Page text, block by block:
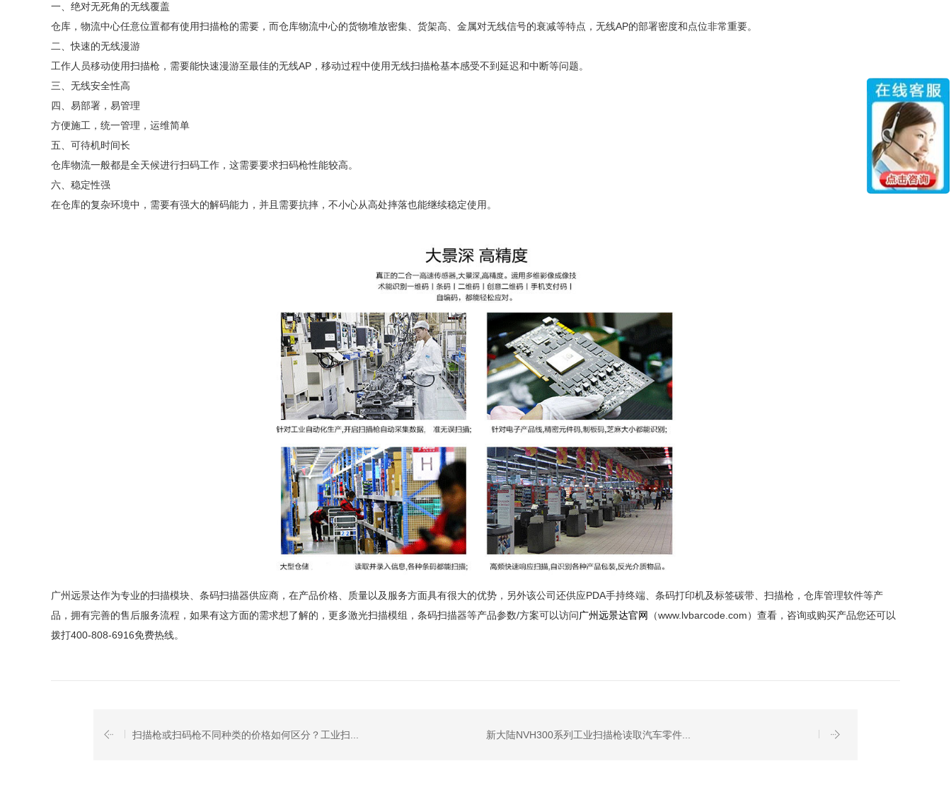
一、绝对无死角的无线覆盖
仓库，物流中心任意位置都有使用扫描枪的需要，而仓库物流中心的货物堆放密集、货架高、金属对无线信号的衰减等特点，无线AP的部署密度和点位非常重要。
二、快速的无线漫游
工作人员移动使用扫描枪，需要能快速漫游至最佳的无线AP，移动过程中使用无线扫描枪基本感受不到延迟和中断等问题。
三、无线安全性高
四、易部署，易管理
方便施工，统一管理，运维简单
五、可待机时间长
仓库物流一般都是全天候进行扫码工作，这需要要求扫码枪性能较高。
六、稳定性强
在仓库的复杂环境中，需要有强大的解码能力，并且需要抗摔，不小心从高处摔落也能继续稳定使用。
广州远景达作为专业的扫描模块、条码扫描器供应商，在产品价格、质量以及服务方面具有很大的优势，另外该公司还供应PDA手持终端、条码打印机及标签碳带、扫描枪，仓库管理软件等产
品， 拥有完善的售后服务流程， 如果有这方面的需求想了解的 ，更多激光扫描模组，条码扫描器等产品参数/方案可以访问广州远景达官网 （www.lvbarcode.com）查看，咨询或购买产品您还可以
拨打400-808-6916免费热线。
扫描枪或扫码枪不同种类的价格如何区分？工业扫... 新大陆NVH300系列工业扫描枪读取汽车零件...